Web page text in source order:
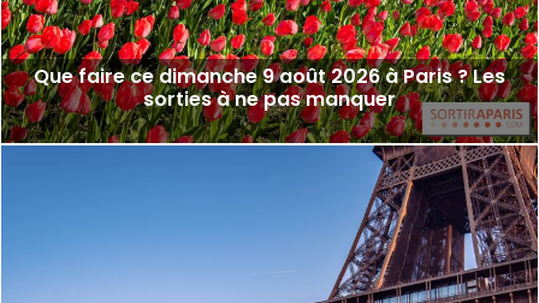
Que faire ce dimanche 9 août 2026 à Paris ? Les
sorties à ne pas manquer